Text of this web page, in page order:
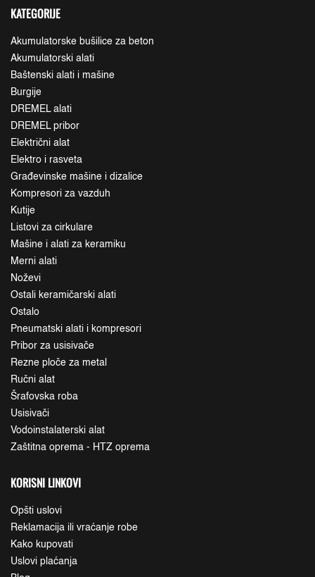
KATEGORIJE
Akumulatorske bušilice za beton
Akumulatorski alati
Baštenski alati i mašine
Burgije
DREMEL alati
DREMEL pribor
Električni alat
Elektro i rasveta
Građevinske mašine i dizalice
Kompresori za vazduh
Kutije
Listovi za cirkulare
Mašine i alati za keramiku
Merni alati
Noževi
Ostali keramičarski alati
Ostalo
Pneumatski alati i kompresori
Pribor za usisivače
Rezne ploče za metal
Ručni alat
Šrafovska roba
Usisivači
Vodoinstalaterski alat
Zaštitna oprema - HTZ oprema
KORISNI LINKOVI
Opšti uslovi
Reklamacija ili vraćanje robe
Kako kupovati
Uslovi plaćanja